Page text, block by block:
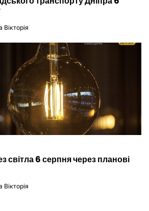
світла 6 серпня через планові